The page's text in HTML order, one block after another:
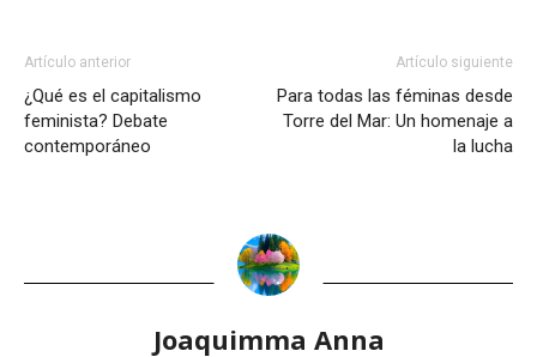
Artículo anterior
¿Qué es el capitalismo
feminista? Debate
contemporáneo
Artículo siguiente
Para todas las féminas desde
Torre del Mar: Un homenaje a
la lucha
Joaquimma Anna